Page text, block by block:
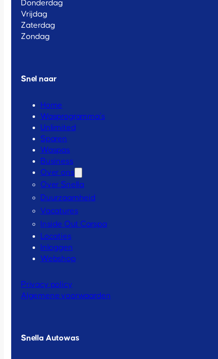
Donderdag
Vrijdag
Zaterdag
Zondag
Snel naar
Home
Wasprogramma’s
Unlimited
Sparen
Waspas
Business
Over ons
Over Snella
Duurzaamheid
Vacatures
Inside Out Carspa
Locaties
Inloggen
Webshop
Privacy policy
Algemene voorwaarden
Snella Autowas